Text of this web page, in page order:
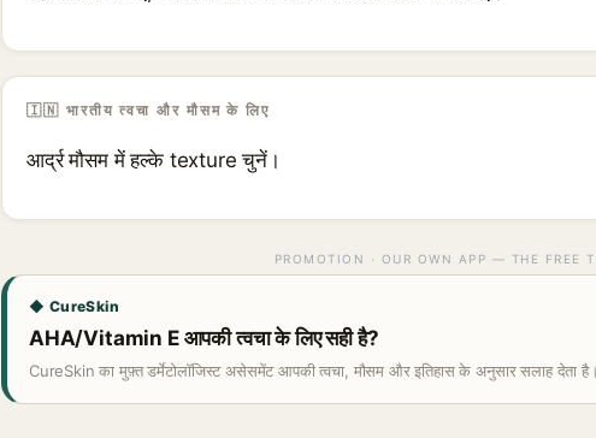
🇮🇳 भारतीय त्वचा और मौसम के लिए
आर्द्र मौसम में हल्के texture चुनें।
PROMOTION · OUR OWN APP — THE FREE
◆ CureSkin
AHA/Vitamin E आपकी त्वचा के लिए सही है?
CureSkin का मुफ़्त डर्मेटोलॉजिस्ट असेसमेंट आपकी त्वचा, मौसम और इतिहास के अनुसार सलाह देता है।